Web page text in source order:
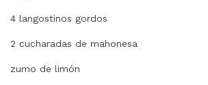
4 langostinos gordos
2 cucharadas de mahonesa
zumo de limón